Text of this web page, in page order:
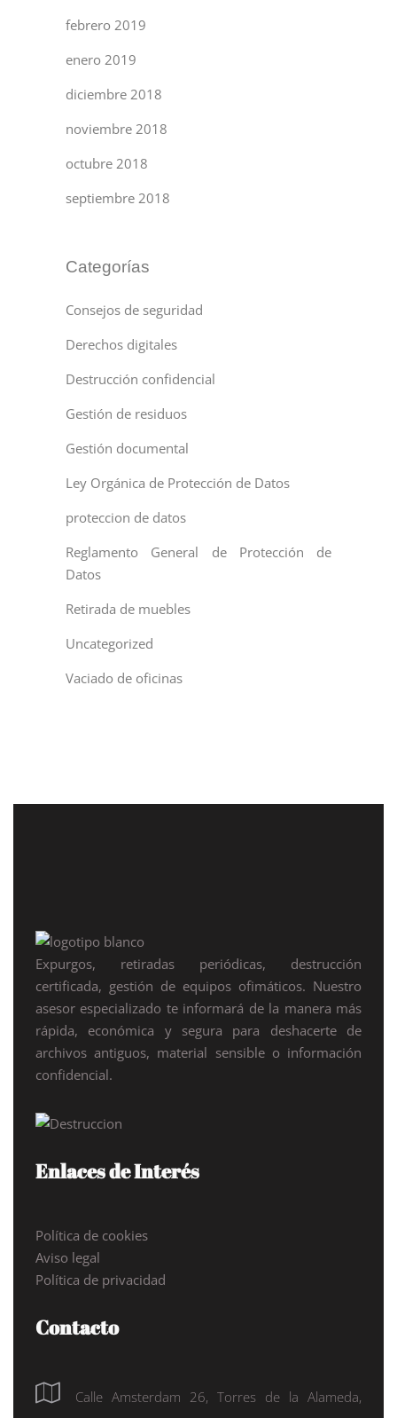
febrero 2019
enero 2019
diciembre 2018
noviembre 2018
octubre 2018
septiembre 2018
Categorías
Consejos de seguridad
Derechos digitales
Destrucción confidencial
Gestión de residuos
Gestión documental
Ley Orgánica de Protección de Datos
proteccion de datos
Reglamento General de Protección de
Datos
Retirada de muebles
Uncategorized
Vaciado de oficinas
Expurgos, retiradas periódicas, destrucción
certificada, gestión de equipos ofimáticos. Nuestro
asesor especializado te informará de la manera más
rápida, económica y segura para deshacerte de
archivos antiguos, material sensible o información
confidencial.
Enlaces de Interés
Política de cookies
Aviso legal
Política de privacidad
Contacto
Calle Amsterdam 26, Torres de la Alameda,